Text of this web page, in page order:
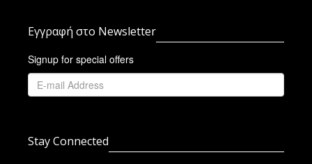
Εγγραφή στο Newsletter
Signup for special offers
Stay Connected